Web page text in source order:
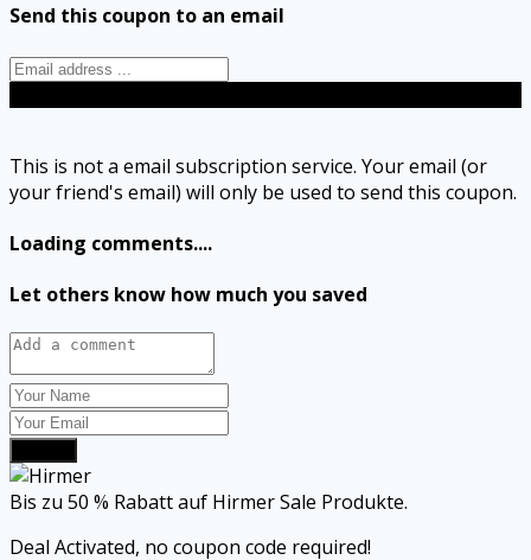
Send this coupon to an email
This is not a email subscription service. Your email (or
your friend's email) will only be used to send this coupon.
Loading comments....
Let others know how much you saved
Bis zu 50 % Rabatt auf Hirmer Sale Produkte.
Deal Activated, no coupon code required!